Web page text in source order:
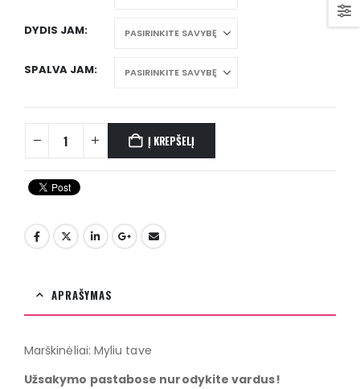
DYDIS JAM
SPALVA JAM
Į KREPŠELĮ
APRAŠYMAS
Marškinėliai: Myliu tave
Užsakymo pastabose nurodykite vardus!